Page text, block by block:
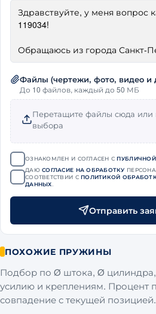
Файлы (чертежи, фото, видео и
До 10 файлов, каждый до 50 МБ
Перетащите файлы сюда или
выбора
ОЗНАКОМЛЕН И СОГЛАСЕН С
ДАЮСОГЛАСИЕ НА ОБРАБОТКУ
СООТВЕТСТВИИ СПОЛИТИКОЙ
ДАННЫХ.
Отправить
ПОХОЖИЕ ПРУЖИНЫ
Подбор по Ø штока, Ø цилиндра,
усилию и креплениям. Процент
совпадение с текущей позицией.